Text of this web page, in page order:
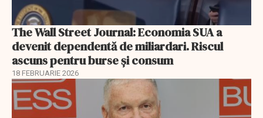
The Wall Street Journal: Economia SUA a
devenit dependentă de miliardari. Riscul
ascuns pentru burse și consum
18 FEBRUARIE 2026
EXCLUSIV